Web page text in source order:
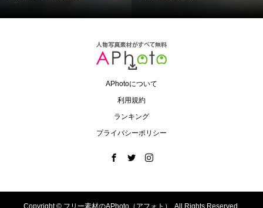
APhotoについて
利用規約
ランキング
プライバシーポリシー